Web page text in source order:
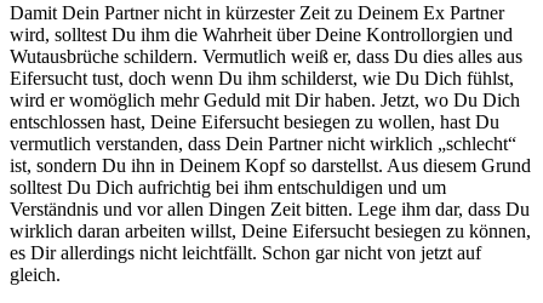
Damit Dein Partner nicht in kürzester Zeit zu Deinem Ex Partner
wird, solltest Du ihm die Wahrheit über Deine Kontrollorgien und
Wutausbrüche schildern. Vermutlich weiß er, dass Du dies alles aus
Eifersucht tust, doch wenn Du ihm schilderst, wie Du Dich fühlst,
wird er womöglich mehr Geduld mit Dir haben. Jetzt, wo Du Dich
entschlossen hast, Deine Eifersucht besiegen zu wollen, hast Du
vermutlich verstanden, dass Dein Partner nicht wirklich „schlecht“
ist, sondern Du ihn in Deinem Kopf so darstellst. Aus diesem Grund
solltest Du Dich aufrichtig bei ihm entschuldigen und um
Verständnis und vor allen Dingen Zeit bitten. Lege ihm dar, dass Du
wirklich daran arbeiten willst, Deine Eifersucht besiegen zu können,
es Dir allerdings nicht leichtfällt. Schon gar nicht von jetzt auf
gleich.